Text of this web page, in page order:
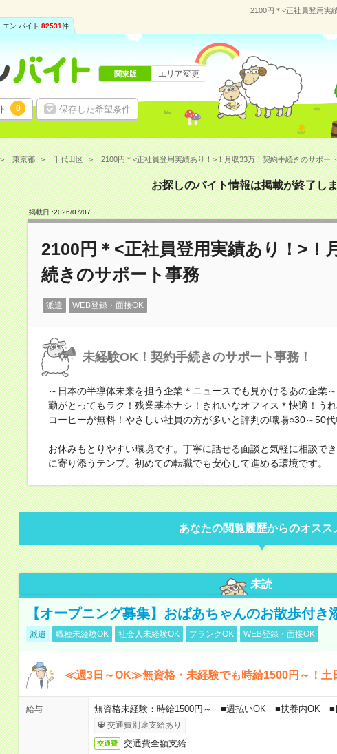
2100円＊<正社員登用実
エン バイト 82531件
0 保存した希望条件
関東版 エリア変更
東京都 千代田区 2100円＊<正社員登用実績あり！>！月収33万！契約手続きのサポー
お探しのバイト情報は掲載が終了し
掲載日 :2026/07/07
2100円＊<正社員登用実績あり！>！
続きのサポート事務
派遣 WEB登録・面接OK
未経験OK！契約手続きのサポート事務！
～日本の半導体未来を担う企業＊ニュースでも見かけるあの企業
勤がとってもラク！残業基本ナシ！きれいなオフィス＊快適！う
コーヒーが無料！やさしい社員の方が多いと評判の職場○30～50代
お休みもとりやすい環境です。丁寧に話せる面談と気軽に相談で
に寄り添うテンプ。初めての転職でも安心して進める環境です。
あなたの閲覧履歴からのオスス
未読
【オープニング募集】おばあちゃんのお散歩付き
派遣 職種未経験OK 社会人未経験OK ブランクOK WEB登録・面接OK
≪週3日～OK≫無資格・未経験でも時給1500円～！土
給与 無資格未経験：時給1500円～ ■週払いOK ■扶養内OK ■
交通費別途支給あり
交通費 交通費全額支給